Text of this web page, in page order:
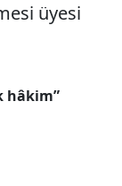
üyesi
hâkim”